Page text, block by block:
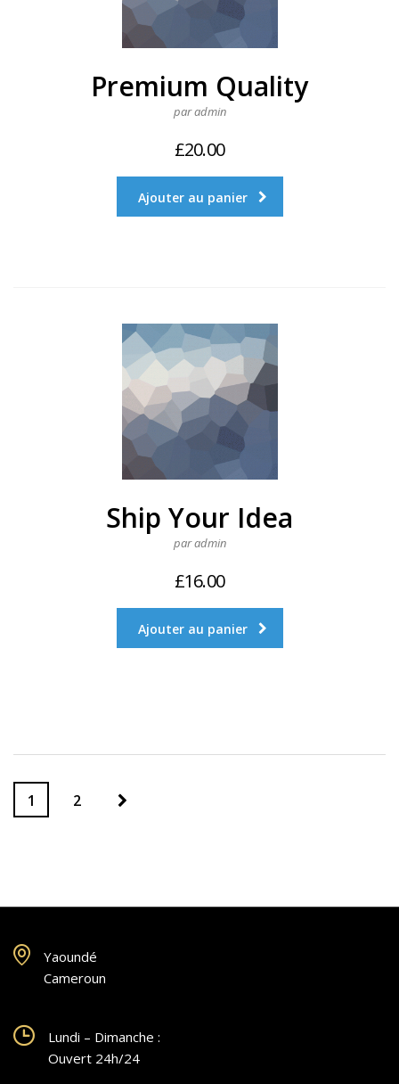
Premium Quality
par admin
£20.00
Ajouter au panier
Ship Your Idea
par admin
£16.00
Ajouter au panier
1 2
Yaoundé
Cameroun
Lundi – Dimanche :
Ouvert 24h/24